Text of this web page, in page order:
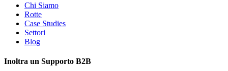
Chi Siamo
Rotte
Case Studies
Settori
Blog
Inoltra un Supporto B2B